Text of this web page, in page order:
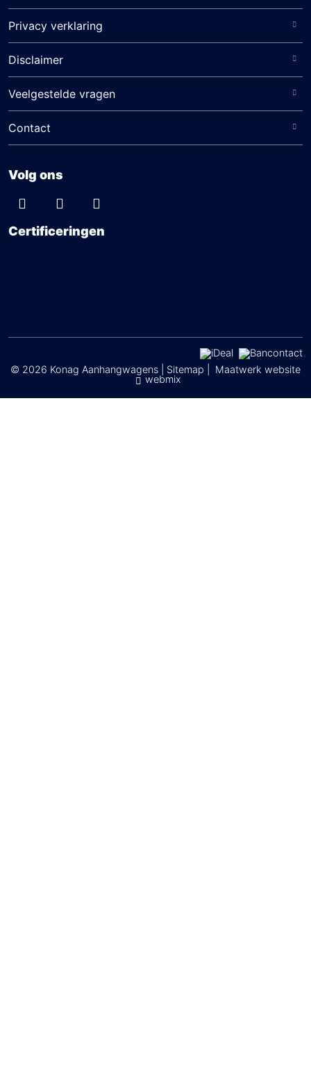
Privacy verklaring
Disclaimer
Veelgestelde vragen
Contact
Volg ons
Certificeringen
© 2026 Konag Aanhangwagens | Sitemap
Maatwerk website
webmix